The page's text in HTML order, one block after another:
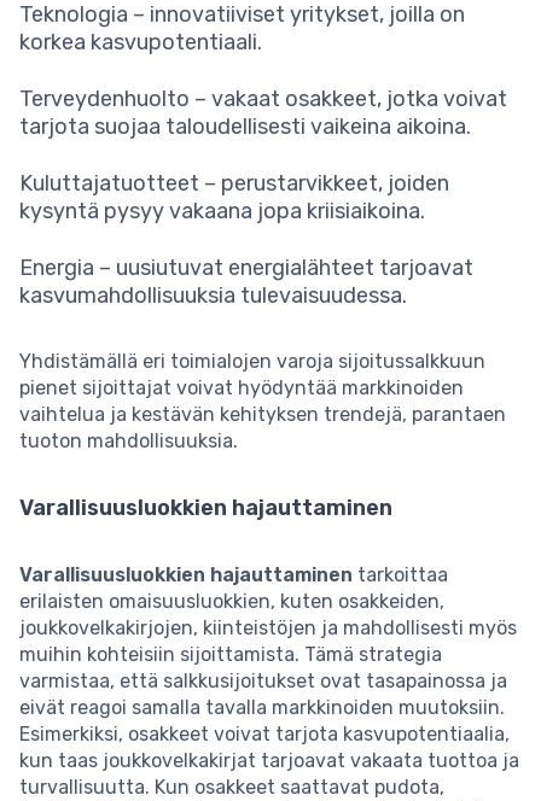
Teknologia – innovatiiviset yritykset, joilla on
korkea kasvupotentiaali.
Terveydenhuolto – vakaat osakkeet, jotka voivat
tarjota suojaa taloudellisesti vaikeina aikoina.
Kuluttajatuotteet – perustarvikkeet, joiden
kysyntä pysyy vakaana jopa kriisiaikoina.
Energia – uusiutuvat energialähteet tarjoavat
kasvumahdollisuuksia tulevaisuudessa.
Yhdistämällä eri toimialojen varoja sijoitussalkkuun
pienet sijoittajat voivat hyödyntää markkinoiden
vaihtelua ja kestävän kehityksen trendejä, parantaen
tuoton mahdollisuuksia.
Varallisuusluokkien hajauttaminen
Varallisuusluokkien hajauttaminen tarkoittaa
erilaisten omaisuusluokkien, kuten osakkeiden,
joukkovelkakirjojen, kiinteistöjen ja mahdollisesti myös
muihin kohteisiin sijoittamista. Tämä strategia
varmistaa, että salkkusijoitukset ovat tasapainossa ja
eivät reagoi samalla tavalla markkinoiden muutoksiin.
Esimerkiksi, osakkeet voivat tarjota kasvupotentiaalia,
kun taas joukkovelkakirjat tarjoavat vakaata tuottoa ja
turvallisuutta. Kun osakkeet saattavat pudota,